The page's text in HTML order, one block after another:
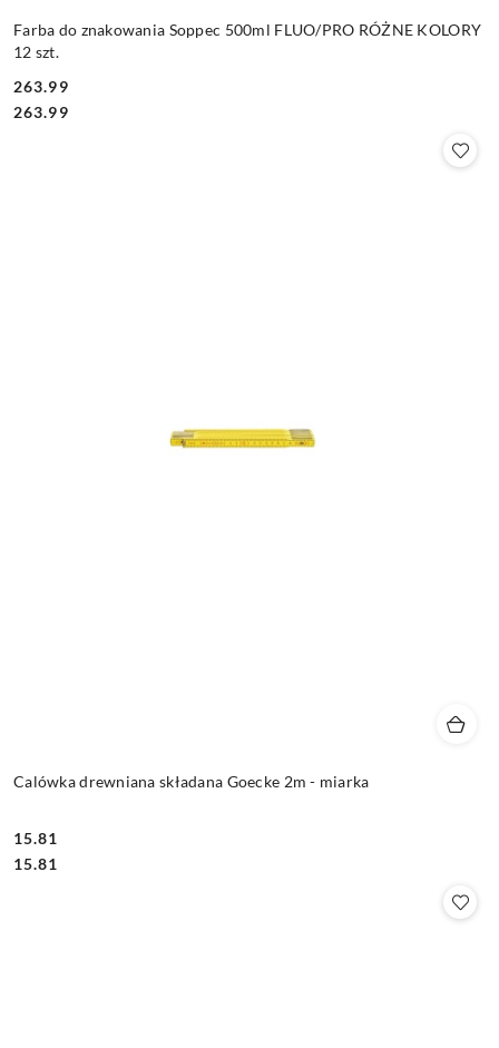
Farba do znakowania Soppec 500ml FLUO/PRO RÓŻNE KOLORY
12 szt.
Cena:
263.99
Cena:
263.99
Calówka drewniana składana Goecke 2m - miarka
Cena:
15.81
Cena:
15.81